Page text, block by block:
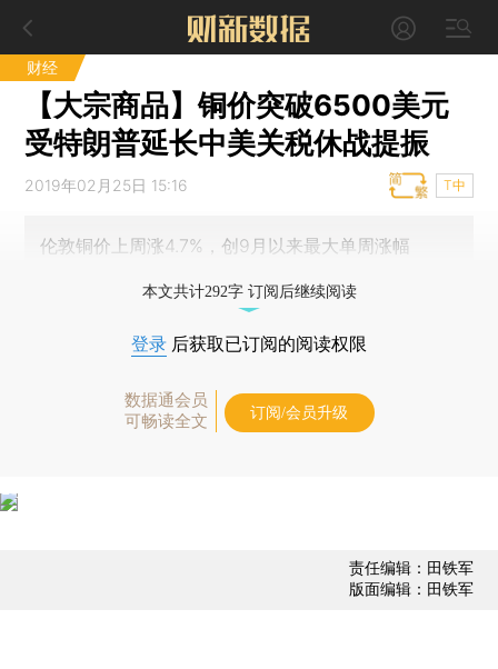
财经
【大宗商品】铜价突破6500美元
受特朗普延长中美关税休战提振
2019年02月25日 15:16 T中
伦敦铜价上周涨4.7%，创9月以来最大单周涨幅
本文共计292字 订阅后继续阅读
登录 后获取已订阅的阅读权限
数据通会员
可畅读全文
订阅/会员升级
责任编辑：田铁军
版面编辑：田铁军